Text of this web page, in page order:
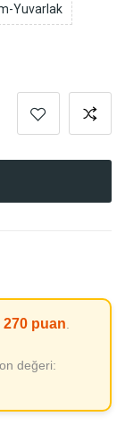
Yuvarlak
270 puan
değeri: